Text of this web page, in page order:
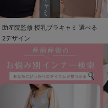
助産院監修 授乳ブラキャミ 選べる
2デザイン